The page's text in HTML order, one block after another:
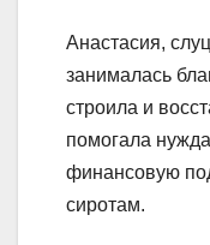
Анастасия,
занималась
строила и
помогала
финансовую
сиротам.